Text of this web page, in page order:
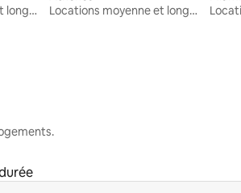
Locations moyenne et longue durée
Locations moyenne et longue durée